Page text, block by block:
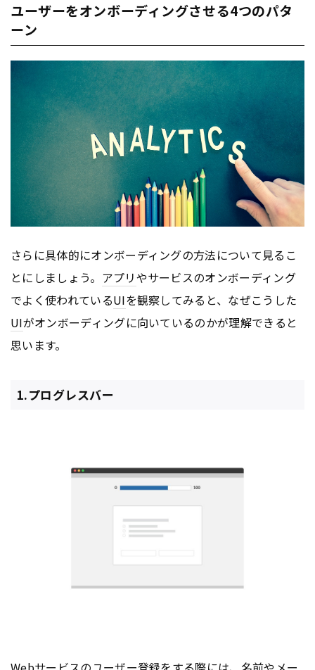
ユーザーをオンボーディングさせる4つのパタ
ーン
さらに具体的にオンボーディングの方法について見るこ
とにしましょう。 アプリやサービスのオンボーディング
でよく使われているUIを観察してみると、なぜこうした
UIがオンボーディングに向いているのかが理解できると
思います。
1.プログレスバー